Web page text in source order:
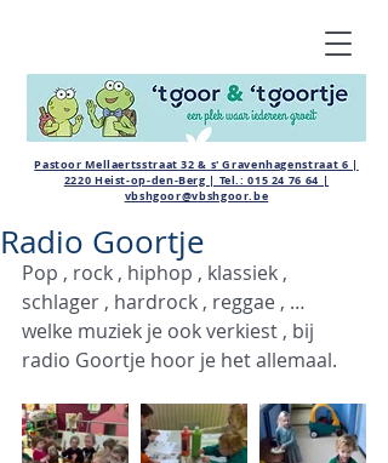
Pastoor Mellaertsstraat 32 & s' Gravenhagenstraat 6 |
2220 Heist-op-den-Berg | Tel.:015 24 76 64 |
vbshgoor@vbshgoor.be
Radio Goortje
Pop , rock , hiphop , klassiek ,
schlager , hardrock , reggae , …
welke muziek je ook verkiest , bij
radio Goortje hoor je het allemaal.